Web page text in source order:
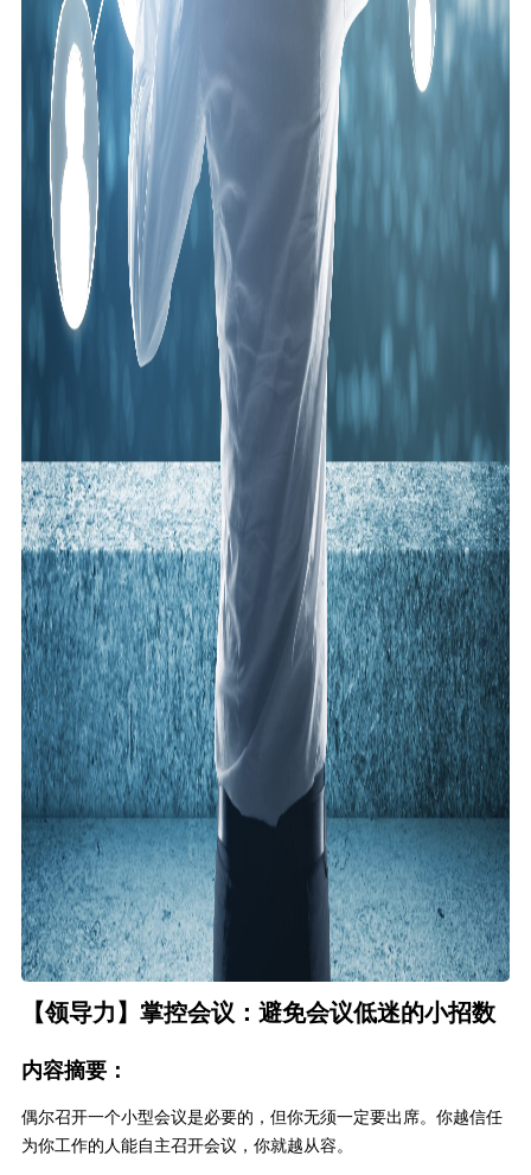
【领导力】掌控会议：避免会议低迷的小招数
内容摘要：
偶尔召开一个小型会议是必要的，但你无须一定要出席。你越信任
为你工作的人能自主召开会议，你就越从容。